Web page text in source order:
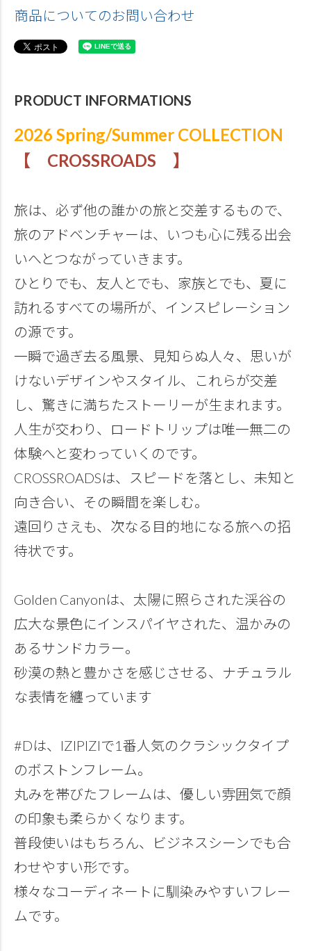
商品についてのお問い合わせ
PRODUCT INFORMATIONS
2026 Spring/Summer COLLECTION
【 CROSSROADS 】
旅は、必ず他の誰かの旅と交差するもので、
旅のアドベンチャーは、いつも心に残る出会
いへとつながっていきます。
ひとりでも、友人とでも、家族とでも、夏に
訪れるすべての場所が、インスピレーション
の源です。
一瞬で過ぎ去る風景、見知らぬ人々、思いが
けないデザインやスタイル、これらが交差
し、驚きに満ちたストーリーが生まれます。
人生が交わり、ロードトリップは唯一無二の
体験へと変わっていくのです。
CROSSROADSは、スピードを落とし、未知と
向き合い、その瞬間を楽しむ。
遠回りさえも、次なる目的地になる旅への招
待状です。
Golden Canyonは、太陽に照らされた渓谷の
広大な景色にインスパイヤされた、温かみの
あるサンドカラー。
砂漠の熱と豊かさを感じさせる、ナチュラル
な表情を纏っています
#Dは、IZIPIZIで1番人気のクラシックタイプ
のボストンフレーム。
丸みを帯びたフレームは、優しい雰囲気で顔
の印象も柔らかくなります。
普段使いはもちろん、ビジネスシーンでも合
わせやすい形です。
様々なコーディネートに馴染みやすいフレー
ムです。